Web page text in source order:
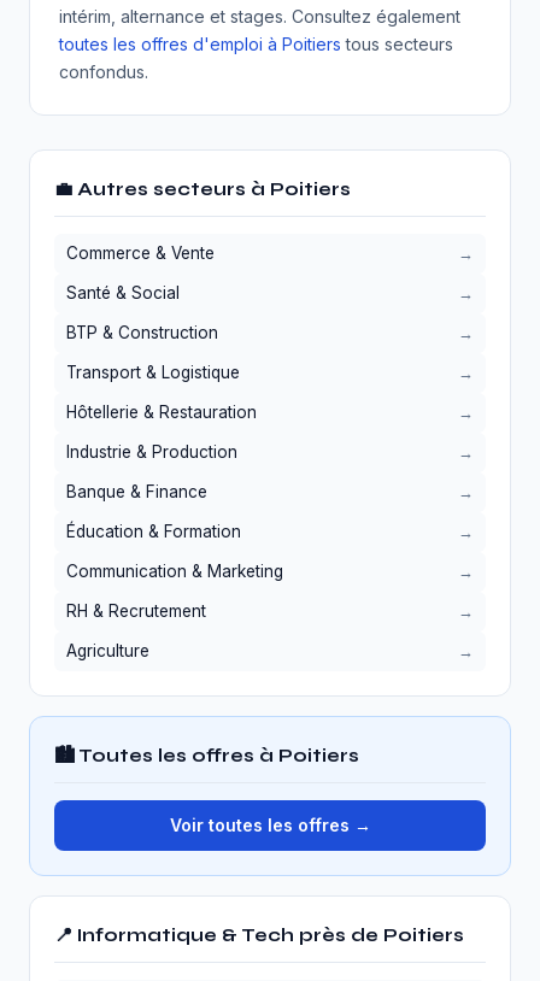
intérim, alternance et stages. Consultez également
toutes les offres d'emploi à Poitiers tous secteurs
confondus.
💼 Autres secteurs à Poitiers
Commerce & Vente
Santé & Social
BTP & Construction
Transport & Logistique
Hôtellerie & Restauration
Industrie & Production
Banque & Finance
Éducation & Formation
Communication & Marketing
RH & Recrutement
Agriculture
🏙️ Toutes les offres à Poitiers
Voir toutes les offres →
📍 Informatique & Tech près de Poitiers